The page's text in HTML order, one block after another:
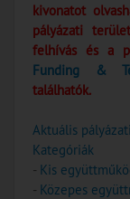
kivonatot
pályázati
felhívás és a
Funding &
találhatók.
Aktuális
Kategóriák
- Kis
- Közepes